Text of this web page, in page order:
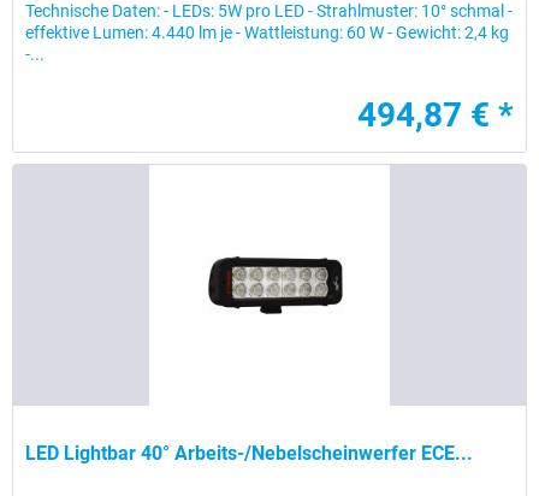
Technische Daten: - LEDs: 5W pro LED - Strahlmuster: 10° schmal -
effektive Lumen: 4.440 lm je - Wattleistung: 60 W - Gewicht: 2,4 kg
-...
494,87 € *
LED Lightbar 40° Arbeits-/Nebelscheinwerfer ECE...